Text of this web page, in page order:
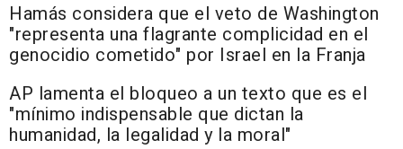
Hamás considera que el veto de Washington
"representa una flagrante complicidad en el
genocidio cometido" por Israel en la Franja
AP lamenta el bloqueo a un texto que es el
"mínimo indispensable que dictan la
humanidad, la legalidad y la moral"